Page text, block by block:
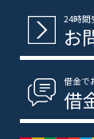
24時間
お
借金で
借